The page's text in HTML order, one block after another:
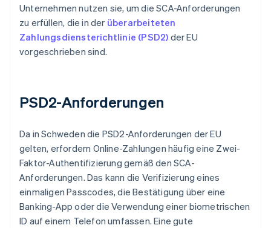
Unternehmen nutzen sie, um die SCA-Anforderungen
zu erfüllen, die in der überarbeiteten
Zahlungsdiensterichtlinie (PSD2) der EU
vorgeschrieben sind.
PSD2-Anforderungen
Da in Schweden die PSD2-Anforderungen der EU
gelten, erfordern Online-Zahlungen häufig eine Zwei-
Faktor-Authentifizierung gemäß den SCA-
Anforderungen. Das kann die Verifizierung eines
einmaligen Passcodes, die Bestätigung über eine
Banking-App oder die Verwendung einer biometrischen
ID auf einem Telefon umfassen. Eine gute